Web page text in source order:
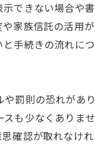
できない場合や
家族信託の活用
手続きの流れに
罰則の恐れがあ
も少なくありま
確認が取れなけ